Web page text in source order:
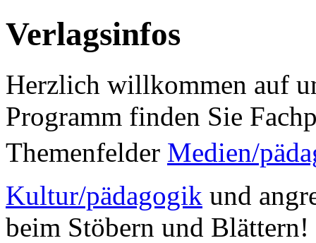
Verlagsinfos
Herzlich willkommen auf
Programm finden Sie
Themenfelder Medien/
Kultur/pädagogik und
beim Stöbern und Blättern!